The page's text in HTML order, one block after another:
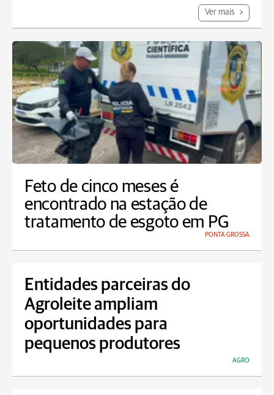
Ver mais
Feto de cinco meses é
encontrado na estação de
tratamento de esgoto em PG
PONTA GROSSA
Entidades parceiras do
Agroleite ampliam
oportunidades para
pequenos produtores
AGRO